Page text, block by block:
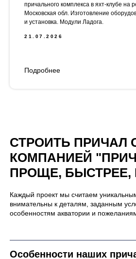
причального комплекса в яхт-клубе на
Московская обл. Изготовление
и установка. Модули Ладога.
21.07.2026
Подробнее
СТРОИТЬ ПРИЧАЛ
КОМПАНИЕЙ
ПРОЩЕ, БЫСТРЕЕ,
Каждый проект мы считаем
внимательны к деталям, заданным
особенностям акватории и пожеланиям
Особенности наших